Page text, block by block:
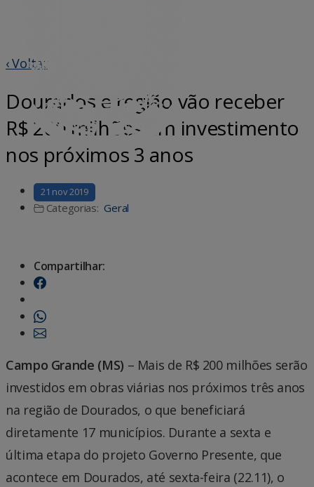
‹ Voltar
Dourados e região vão receber
R$ 200 milhões em investimento
nos próximos 3 anos
21 nov 2019
Categorias: Geral
Compartilhar:
Campo Grande (MS) – Mais de R$ 200 milhões serão
investidos em obras viárias nos próximos três anos
na região de Dourados, o que beneficiará
diretamente 17 municípios. Durante a sexta e
última etapa do projeto Governo Presente, que
acontece em Dourados, até sexta-feira (22.11), o